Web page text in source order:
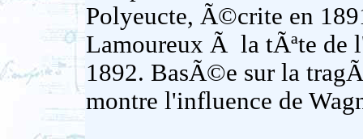
Polyeucte, Ã©crite en
Lamoureux Ã la tÃªte de
1892. BasÃ©e sur la
montre l'influence de